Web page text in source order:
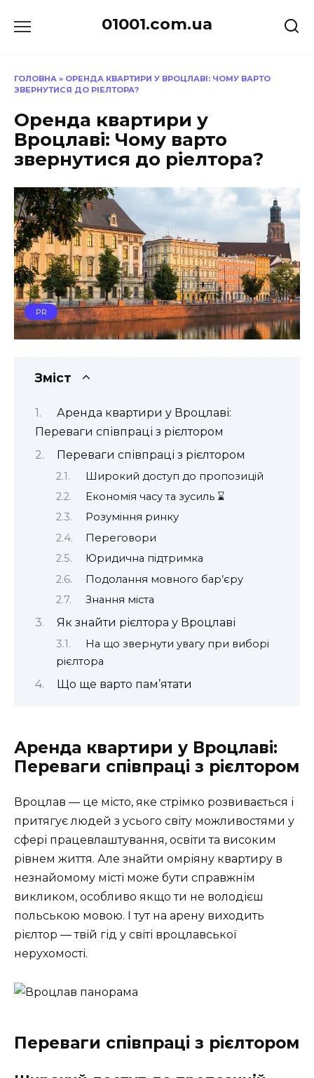
до
01001.com.ua
ГОЛОВНА » ОРЕНДА КВАРТИРИ У ВРОЦЛАВІ: ЧОМУ ВАРТО
ЗВЕРНУТИСЯ ДО РІЕЛТОРА?
Оренда квартири у
Вроцлаві: Чому варто
звернутися до ріелтора?
PR
Зміст
Аренда квартири у Вроцлаві:
Переваги співпраці з рієлтором
Переваги співпраці з рієлтором
Широкий доступ до пропозицій
Економія часу та зусиль ⌛
Розуміння ринку
Переговори
Юридична підтримка
Подолання мовного бар’єру
Знання міста ️
Як знайти рієлтора у Вроцлаві
На що звернути увагу при виборі
рієлтора
Що ще варто пам’ятати
Аренда квартири у Вроцлаві:
Переваги співпраці з рієлтором
Вроцлав — це місто, яке стрімко розвивається і
притягує людей з усього світу можливостями у
сфері працевлаштування, освіти та високим
рівнем життя. Але знайти омріяну квартиру в
незнайомому місті може бути справжнім
викликом, особливо якщо ти не володієш
польською мовою. І тут на арену виходить
рієлтор — твій гід у світі вроцлавської
нерухомості.
Переваги співпраці з рієлтором